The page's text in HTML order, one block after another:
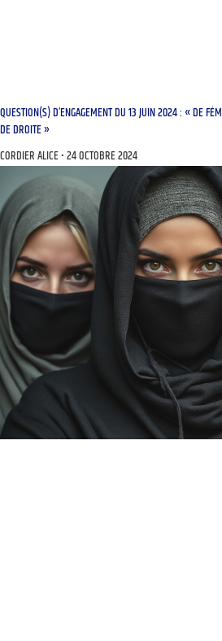
QUESTION(S) D’ENGAGEMENT DU 13 JUIN 2024 : « DE
DE DROITE »
CORDIER ALICE 24 OCTOBRE 2024